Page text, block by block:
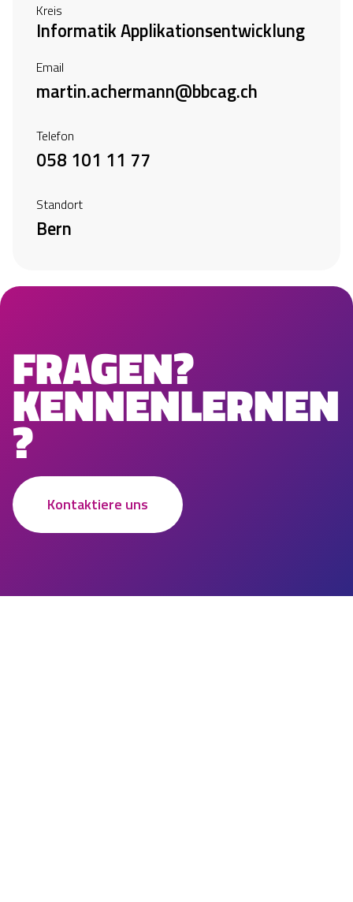
Kreis
Informatik Applikationsentwicklung
Email
martin.achermann@bbcag.ch
Telefon
058 101 11 77
Standort
Bern
FRAGEN?
KENNENLERNEN
?
Kontaktiere uns